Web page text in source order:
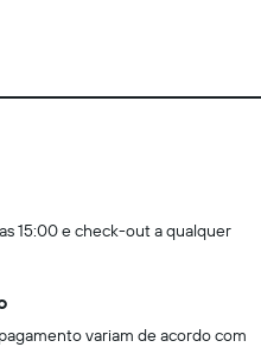
15:00 e check-out a qualquer
variam de acordo com